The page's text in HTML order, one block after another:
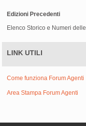
Edizioni Precedenti
Elenco Storico e Numeri delle
LINK UTILI
Come funziona Forum Agenti
Area Stampa Forum Agenti